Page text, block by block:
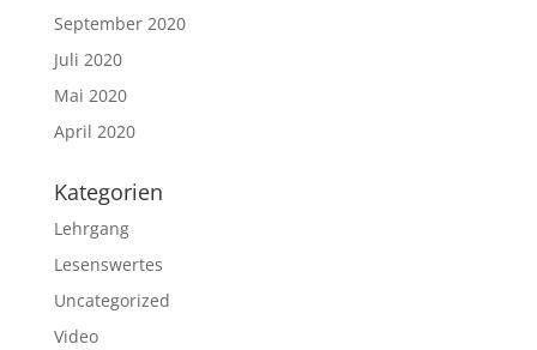
September 2020
Juli 2020
Mai 2020
April 2020
Kategorien
Lehrgang
Lesenswertes
Uncategorized
Video